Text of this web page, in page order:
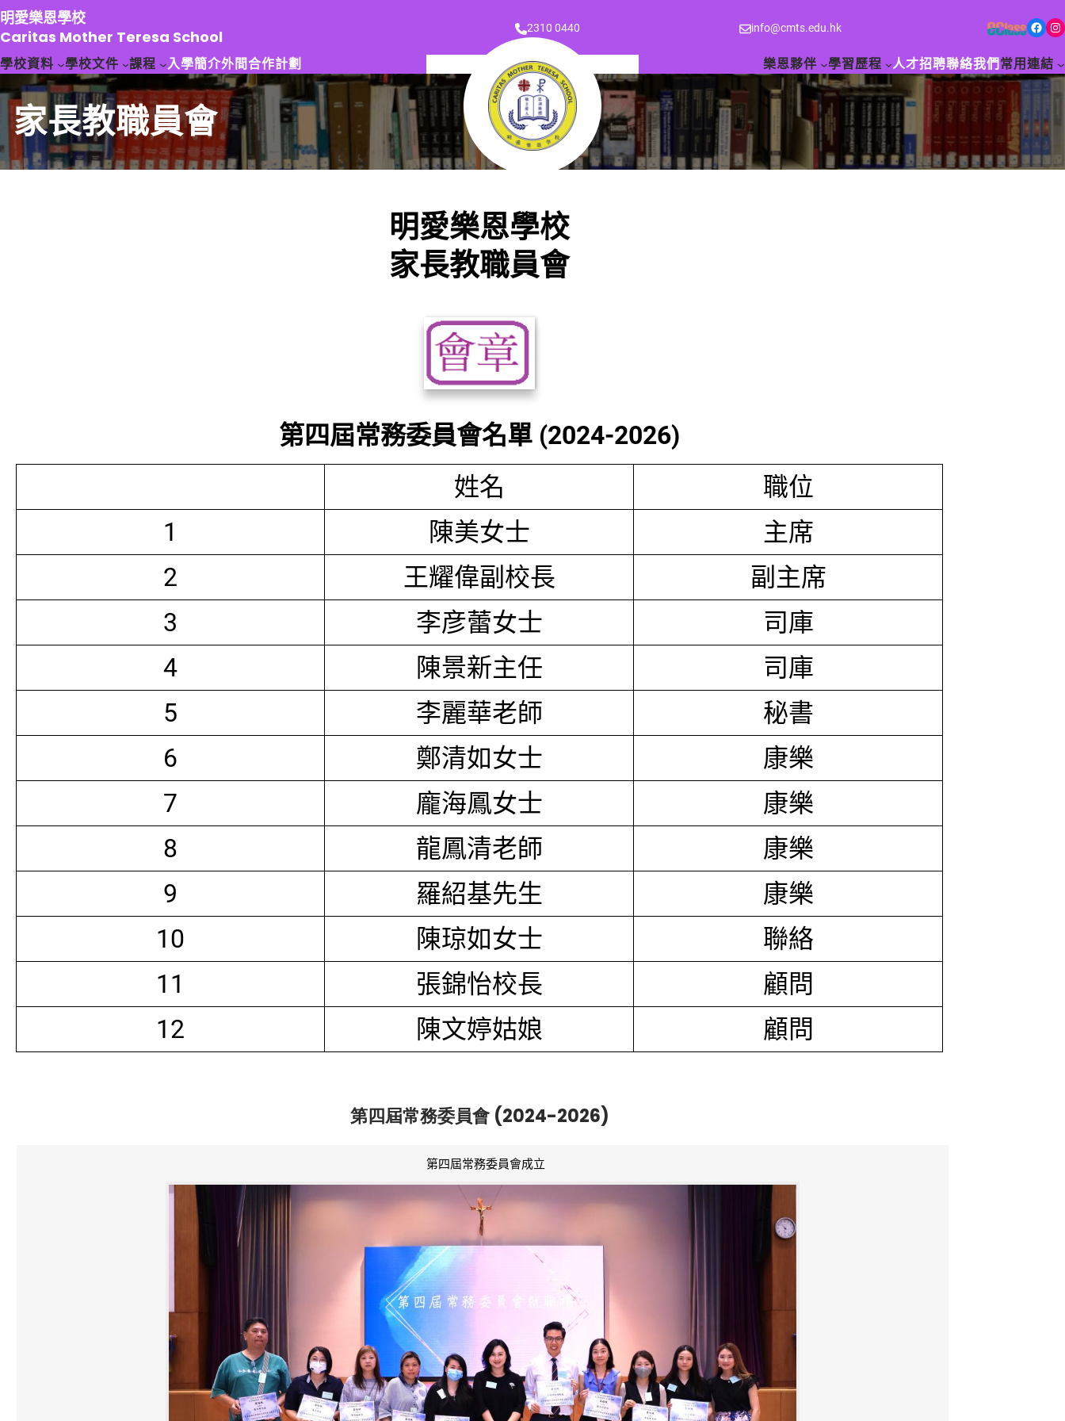
跳
至
主
要
容
明愛樂恩學校
Caritas Mother Teresa School
2310 0440 info@cmts.edu.hk Facebook Instagram
學校資料 學校文件 課程 入學簡介外間合作計劃 樂恩夥伴 學習歷程 人才招聘聯絡我們 常用連結
家長教職員會
明愛樂恩學校
家長教職員會
第四屆常務委員會名單 (2024-2026)
姓名
職位
1
陳美女士
主席
2
王耀偉副校長
副主席
3
李彦蕾女士
司庫
4
陳景新主任
司庫
5
李麗華老師
秘書
6
鄭清如女士
康樂
7
龐海鳳女士
康樂
8
龍鳳清老師
康樂
9
羅紹基先生
康樂
10
陳琼如女士
聯絡
11
張錦怡校長
顧問
12
陳文婷姑娘 顧問
第四屆常務委員會 (2024-2026)
第四屆常務委員會成立